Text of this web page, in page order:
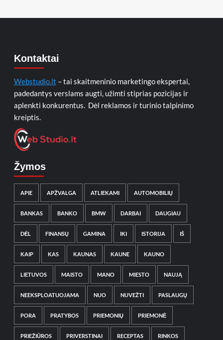
Kontaktai
Webstudio.lt – tai skaitmeninio marketingo ekspertai,
padedantys verslams augti, užimti stiprias pozicijas ir
aplenkti konkurentus. Dėl reklamos ir turinio talpinimo
kreiptis.
Žymos
APIE APŽVALGA ATLIEKAMI AUTOMOBILIŲ
BANKAS BANKO BMW DARBAI DAUGIAU
DĖL FINANSŲ GAMINA IKI ISTORIJA IŠ
KAIP KAS KAUNAS KAUNE KAUNO
LIETUVOS MAISTO MANO MIESTO NAUJĄ
NEEKSPLOATUOJAMA NUO NUVEŽTI PASLAUGŲ
PORA PRATYBOS PRIEMONIŲ PRIEMONĖ
PRIEŽIŪROS PRIVERSTINAI RECEPTAS RINKOS